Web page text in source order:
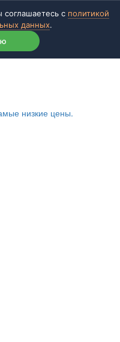
соглашаетесь с политикой
данных.
низкие цены.